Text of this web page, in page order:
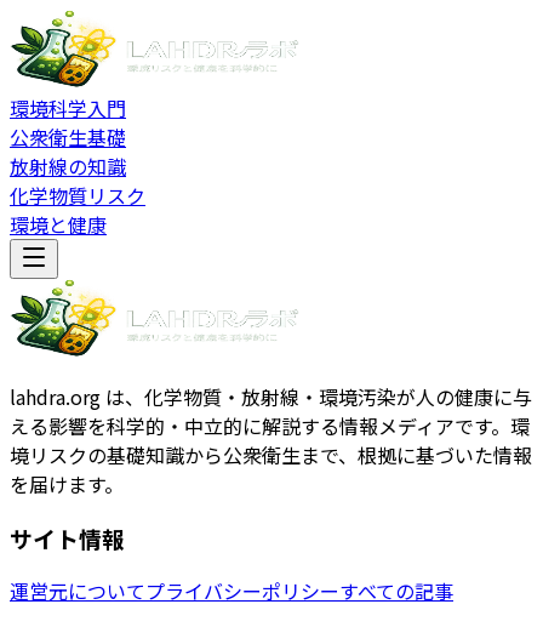
環境科学入門
公衆衛生基礎
放射線の知識
化学物質リスク
環境と健康
lahdra.org は、化学物質・放射線・環境汚染が人の健康に与
える影響を科学的・中立的に解説する情報メディアです。環
境リスクの基礎知識から公衆衛生まで、根拠に基づいた情報
を届けます。
サイト情報
運営元についてプライバシーポリシーすべての記事